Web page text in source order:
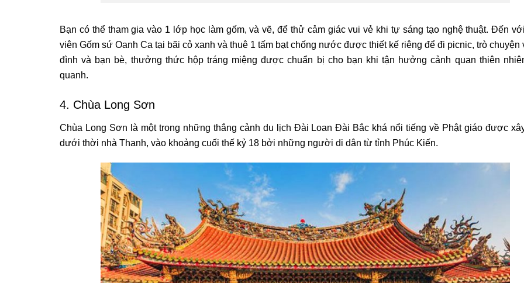
Bạn có thể tham gia vào 1 lớp học làm gốm, và vẽ, để thử cảm giác vui vẻ khi tự sáng tạo nghệ thuật. Đến
viên Gốm sứ Oanh Ca tại bãi cỏ xanh và thuê 1 tấm bạt chống nước được thiết kế riêng để đi picnic, trò chuyện
đình và bạn bè, thưởng thức hộp tráng miệng được chuẩn bị cho bạn khi tận hưởng cảnh quan thiên
quanh.
4. Chùa Long Sơn
Chùa Long Sơn là một trong những thắng cảnh du lịch Đài Loan Đài Bắc khá nổi tiếng về Phật giáo được
dưới thời nhà Thanh, vào khoảng cuối thế kỷ 18 bởi những người di dân từ tỉnh Phúc Kiến.